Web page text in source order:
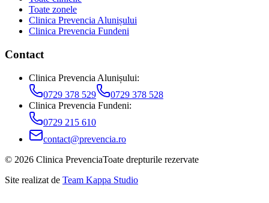
Toate zonele
Clinica Prevencia Alunișului
Clinica Prevencia Fundeni
Contact
Clinica Prevencia Alunișului:
0729 378 529
0729 378 528
Clinica Prevencia Fundeni:
0729 215 610
contact@prevencia.ro
© 2026 Clinica PrevenciaToate drepturile rezervate
Site realizat de Team Kappa Studio